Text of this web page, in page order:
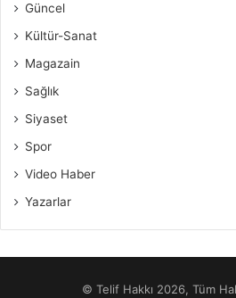
Güncel
Kültür-Sanat
Magazain
Sağlık
Siyaset
Spor
Video Haber
Yazarlar
© Telif Hakkı 2026, Tüm